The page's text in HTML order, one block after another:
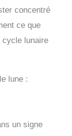
concentré
ce que
cycle lunaire
lune :
un signe